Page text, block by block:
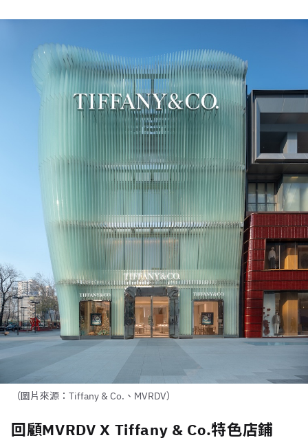
（圖片來源：Tiffany & Co.、MVRDV）
回顧MVRDV X Tiffany & Co.特色店鋪